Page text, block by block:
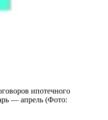
ипотечного
— апрель (Фото: